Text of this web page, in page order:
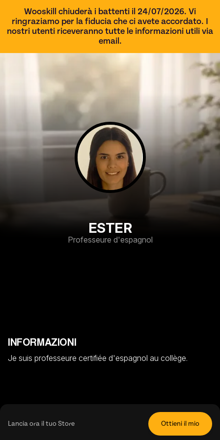
Wooskill chiuderà i battenti il 24/07/2026. Vi
ringraziamo per la fiducia che ci avete accordato. I
nostri utenti riceveranno tutte le informazioni utili via
email.
ESTER
Professeure d'espagnol
INFORMAZIONI
Je suis professeure certifiée d'espagnol au collège.
Lancia ora il tuo Store Ottieni il mio